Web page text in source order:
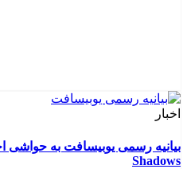
اخبار
Shadows